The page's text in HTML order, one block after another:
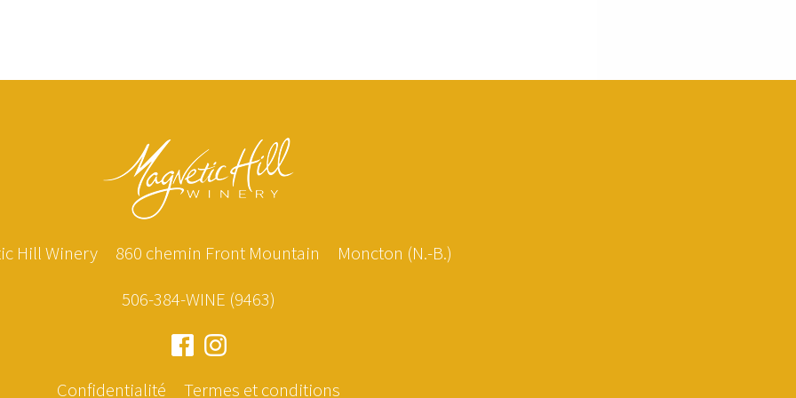
Hill Winery 860 chemin Front Mountain
Moncton (N.-B.)
506-384-WINE (9463)
Confidentialité Termes et conditions